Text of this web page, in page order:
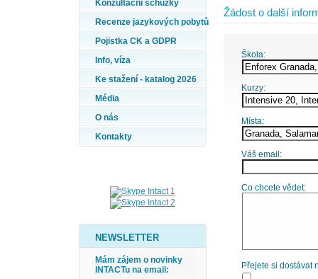
Konzultační schůzky
Recenze jazykových pobytů
Pojistka CK a GDPR
Info, víza
Ke stažení - katalog 2026
Média
O nás
Kontakty
NEWSLETTER
Mám zájem o novinky
INTACTu na email:
Žádost o další
Škola:
Kurzy:
Místa:
Váš email:
Co chcete vědet:
Přejete si dostávat